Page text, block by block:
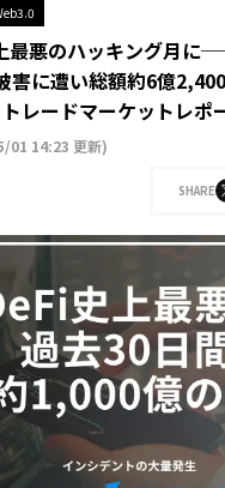
最悪のハッキング月に
害に遭い総額約6億
レードマーケットレポ
01 14:23 更新)
SHARE